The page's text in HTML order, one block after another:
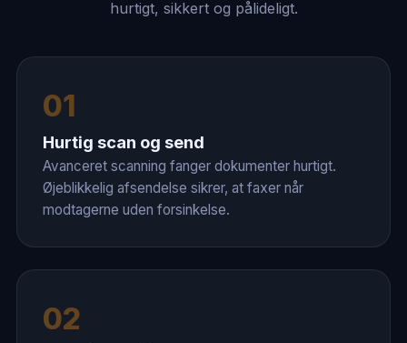
hurtigt, sikkert og pålideligt.
01
Hurtig scan og send
Avanceret scanning fanger dokumenter hurtigt.
Øjeblikkelig afsendelse sikrer, at faxer når
modtagerne uden forsinkelse.
02